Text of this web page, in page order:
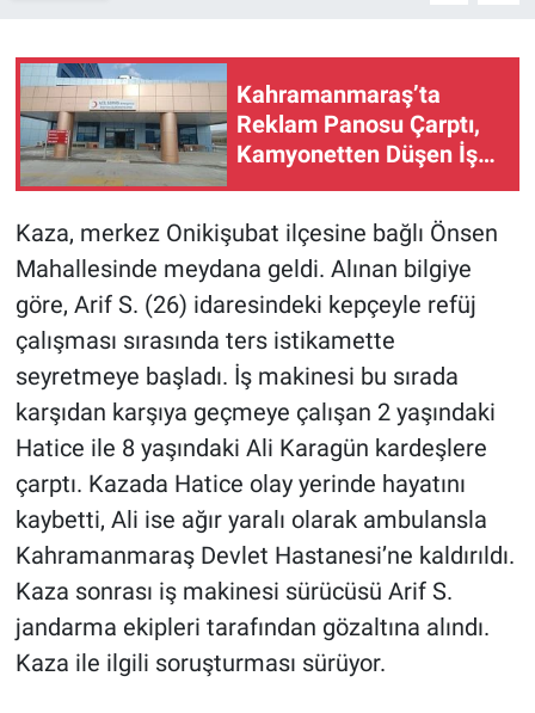
Kahramanmaraş’ta
Reklam Panosu Çarptı,
Kamyonetten Düşen İşçi
Hayatını Kaybetti
Kaza, merkez Onikişubat ilçesine bağlı Önsen
Mahallesinde meydana geldi. Alınan bilgiye
göre, Arif S. (26) idaresindeki kepçeyle refüj
çalışması sırasında ters istikamette
seyretmeye başladı. İş makinesi bu sırada
karşıdan karşıya geçmeye çalışan 2 yaşındaki
Hatice ile 8 yaşındaki Ali Karagün kardeşlere
çarptı. Kazada Hatice olay yerinde hayatını
kaybetti, Ali ise ağır yaralı olarak ambulansla
Kahramanmaraş Devlet Hastanesi’ne kaldırıldı.
Kaza sonrası iş makinesi sürücüsü Arif S.
jandarma ekipleri tarafından gözaltına alındı.
Kaza ile ilgili soruşturması sürüyor.